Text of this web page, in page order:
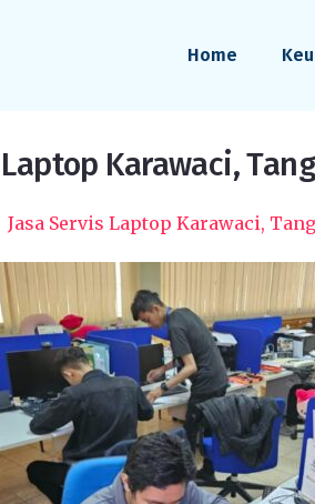
Home
Karawaci,
Jasa Servis Laptop Karawaci,